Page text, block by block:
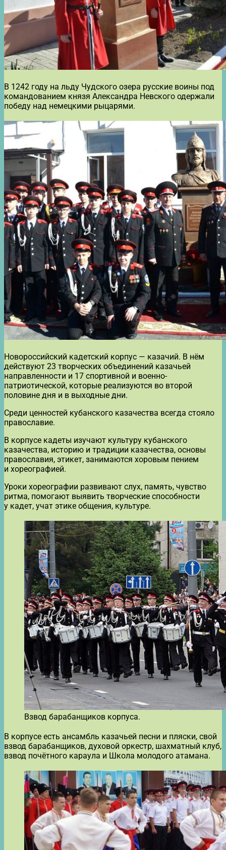
В 1242 году на льду Чудского озера русские воины под
командованием князя Александра Невского одержали
победу над немецкими рыцарями.
Новороссийский кадетский корпус — казачий. В нём
действуют 23 творческих объединений казачьей
направленности и 17 спортивной и военно-
патриотической, которые реализуются во второй
половине дня и в выходные дни.
Среди ценностей кубанского казачества всегда стояло
православие.
В корпусе кадеты изучают культуру кубанского
казачества, историю и традиции казачества, основы
православия, этикет, занимаются хоровым пением
и хореографией.
Уроки хореографии развивают слух, память, чувство
ритма, помогают выявить творческие способности
у кадет, учат этике общения, культуре.
Взвод барабанщиков корпуса.
В корпусе есть ансамбль казачьей песни и пляски, свой
взвод барабанщиков, духовой оркестр, шахматный клуб,
взвод почётного караула и Школа молодого атамана.